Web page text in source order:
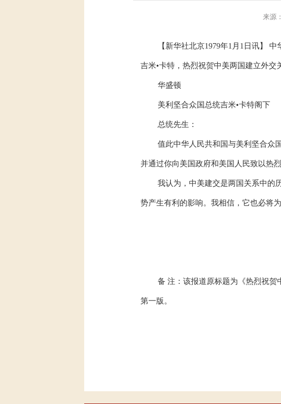
来源
【新华社北京1979年1月1日讯】
吉米•卡特，热烈祝贺中美两国建立外交
华盛顿
美利坚合众国总统吉米•卡特阁下
总统先生：
值此中华人民共和国与美利坚合众
并通过你向美国政府和美国人民致以热烈
我认为，中美建交是两国关系中的
势产生有利的影响。我相信，它也必将
备 注：该报道原标题为《热烈祝贺
第一版。